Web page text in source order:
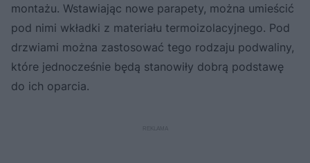
montażu. Wstawiając nowe parapety, można umieścić
pod nimi wkładki z materiału termoizolacyjnego. Pod
drzwiami można zastosować tego rodzaju podwaliny,
które jednocześnie będą stanowiły dobrą podstawę
do ich oparcia.